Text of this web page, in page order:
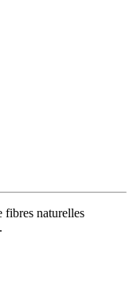
fibres naturelles